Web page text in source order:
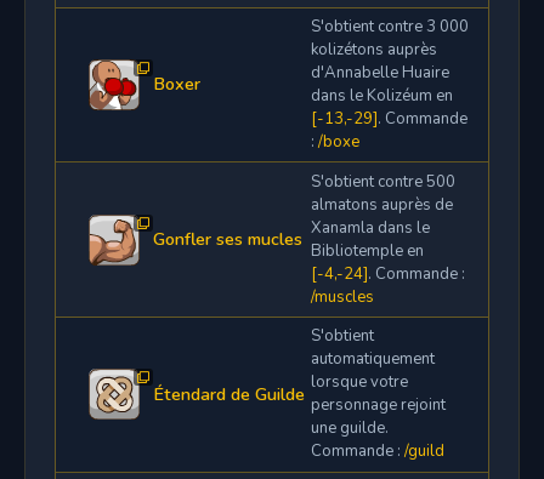
Boxer
S'obtient contre 3 000
kolizétons auprès
d'Annabelle Huaire
dans le Kolizéum en
[-13,-29]. Commande
: /boxe
Gonfler ses mucles
S'obtient contre 500
almatons auprès de
Xanamla dans le
Bibliotemple en
[-4,-24]. Commande :
/muscles
Étendard de Guilde
S'obtient
automatiquement
lorsque votre
personnage rejoint
une guilde.
Commande : /guild